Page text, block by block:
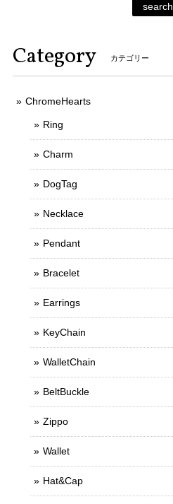
search
Category カテゴリー
ChromeHearts
Ring
Charm
DogTag
Necklace
Pendant
Bracelet
Earrings
KeyChain
WalletChain
BeltBuckle
Zippo
Wallet
Hat&Cap